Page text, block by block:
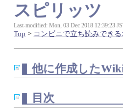
スピリッツ
Last-modified: Mon, 03 Dec 2018 12:39:23
Top > コンビニで立ち読みでき
他に作成した
目次